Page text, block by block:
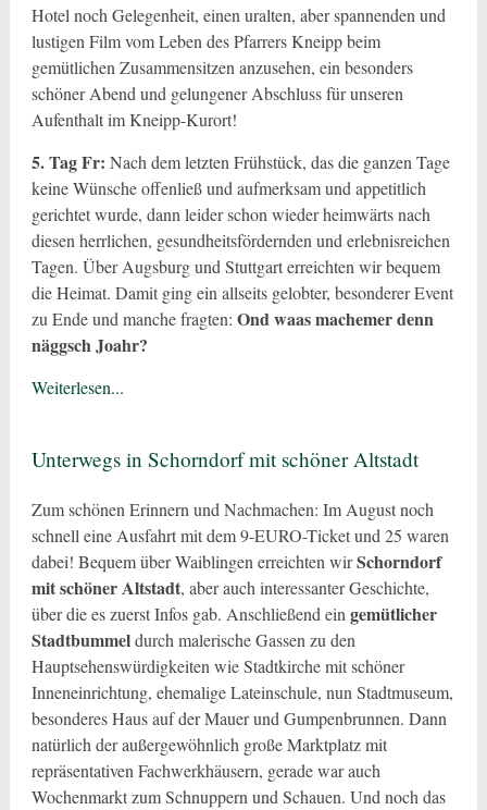
Hotel noch Gelegenheit, einen uralten, aber spannenden und
lustigen Film vom Leben des Pfarrers Kneipp beim
gemütlichen Zusammensitzen anzusehen, ein besonders
schöner Abend und gelungener Abschluss für unseren
Aufenthalt im Kneipp-Kurort!
5. Tag Fr: Nach dem letzten Frühstück, das die ganzen Tage
keine Wünsche offenließ und aufmerksam und appetitlich
gerichtet wurde, dann leider schon wieder heimwärts nach
diesen herrlichen, gesundheitsfördernden und erlebnisreichen
Tagen. Über Augsburg und Stuttgart erreichten wir bequem
die Heimat. Damit ging ein allseits gelobter, besonderer Event
zu Ende und manche fragten: Ond waas machemer denn
näggsch Joahr?
Weiterlesen...
Unterwegs in Schorndorf mit schöner Altstadt
Zum schönen Erinnern und Nachmachen: Im August noch
schnell eine Ausfahrt mit dem 9-EURO-Ticket und 25 waren
dabei! Bequem über Waiblingen erreichten wirSchorndorf
mit schöner Altstadt, aber auch interessanter Geschichte,
über die es zuerst Infos gab. Anschließend ein gemütlicher
Stadtbummeldurch malerische Gassen zu den
Hauptsehenswürdigkeiten wie Stadtkirche mit schöner
Inneneinrichtung, ehemalige Lateinschule, nun Stadtmuseum,
besonderes Haus auf der Mauer und Gumpenbrunnen. Dann
natürlich der außergewöhnlich große Marktplatz mit
repräsentativen Fachwerkhäusern, gerade war auch
Wochenmarkt zum Schnuppern und Schauen. Und noch das